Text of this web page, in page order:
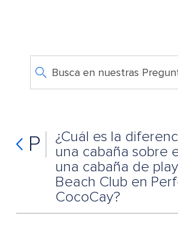
P
¿Cuál es la
una cabaña sobre
una cabaña de
Beach Club en
CocoCay?